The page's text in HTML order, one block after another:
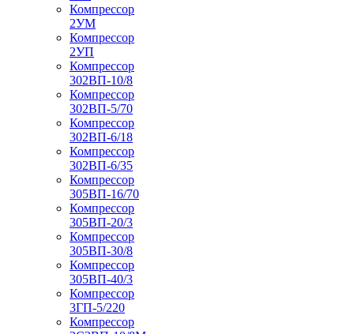
Компрессор
2УМ
Компрессор
2УП
Компрессор
302ВП-10/8
Компрессор
302ВП-5/70
Компрессор
302ВП-6/18
Компрессор
302ВП-6/35
Компрессор
305ВП-16/70
Компрессор
305ВП-20/3
Компрессор
305ВП-30/8
Компрессор
305ВП-40/3
Компрессор
3ГП-5/220
Компрессор